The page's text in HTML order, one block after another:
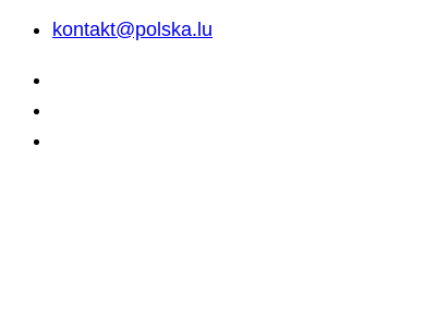
kontakt@polska.lu